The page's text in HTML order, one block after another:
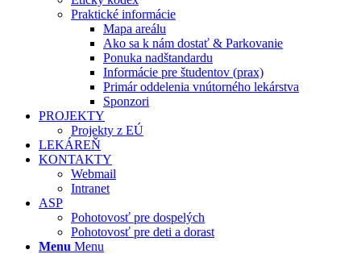
Praktické informácie
Mapa areálu
Ako sa k nám dostať & Parkovanie
Ponuka nadštandardu
Informácie pre študentov (prax)
Primár oddelenia vnútorného lekárstva
Sponzori
PROJEKTY
Projekty z EÚ
LEKÁREŇ
KONTAKTY
Webmail
Intranet
ASP
Pohotovosť pre dospelých
Pohotovosť pre deti a dorast
Menu Menu